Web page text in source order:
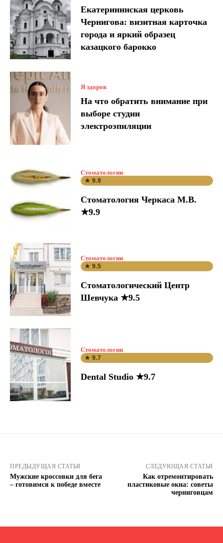
Екатерининская церковь
Чернигова: визитная карточка
города и яркий образец
казацкого барокко
Я здоров
На что обратить внимание при
выборе студии
электроэпиляции
Стоматологии
★ 9.9
Стоматология Черкаса М.В.
★9.9
Стоматологии
★ 9.5
Стоматологический Центр
Шевчука ★9.5
Стоматологии
★ 9.7
Dental Studio ★9.7
ПРЕДЫДУЩАЯ СТАТЬЯ
Мужские кроссовки для бега
– готовимся к победе вместе
СЛЕДУЮЩАЯ СТАТЬЯ
Как отремонтировать
пластиковые окна: советы
черниговцам